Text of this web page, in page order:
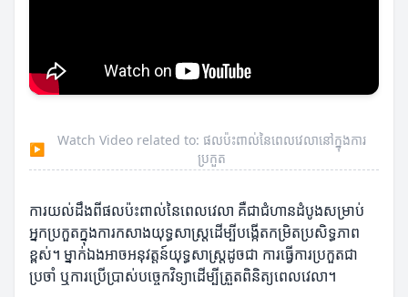
▶
Watch Video related to: ផលប៉ះពាល់នៃពេលវេលានៅក្នុងការ
ប្រកួត
ការយល់ដឹងពីផលប៉ះពាល់នៃពេលវេលា គឺជាជំហានដំបូងសម្រាប់
អ្នកប្រកួតក្នុងការកសាងយុទ្ធសាស្ត្រដើម្បីបង្កើតកម្រិតប្រសិទ្ធភាព
ខ្ពស់។ ម្នាក់ឯងអាចអនុវត្តន៍យុទ្ធសាស្ត្រដូចជា ការធ្វើការប្រកួតជា
ប្រចាំ ឬការប្រើប្រាស់បច្ចេកវិទ្យាដើម្បីត្រួតពិនិត្យពេលវេលា។